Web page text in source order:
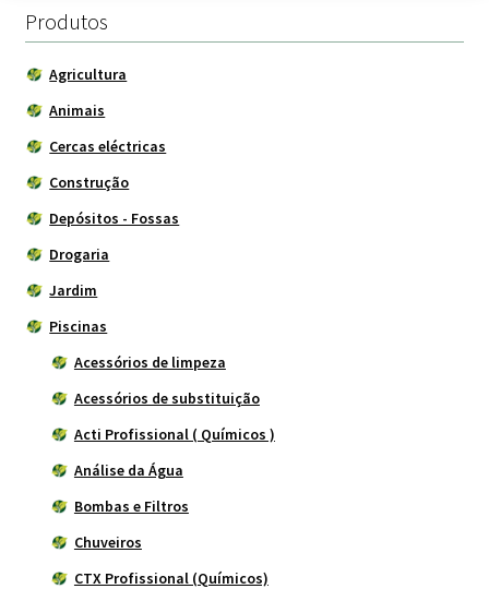
Produtos
Agricultura
Animais
Cercas eléctricas
Construção
Depósitos - Fossas
Drogaria
Jardim
Piscinas
Acessórios de limpeza
Acessórios de substituição
Acti Profissional ( Químicos )
Análise da Água
Bombas e Filtros
Chuveiros
CTX Profissional (Químicos)